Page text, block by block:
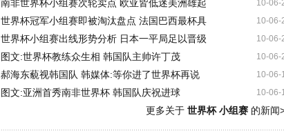
10-06-
南非世界杯小组赛次轮卖点 欧亚皆低迷美洲雄起
10-06-
世界杯冠军小组赛即被淘汰盘点 法国巴西最杯具
10-06-
世界杯小组赛出线形势分析 日本一平局足以晋级
10-06-
图文:世界杯教练众生相 韩国队主帅许丁茂
10-06-
郝海东藐视韩国队 韩媒体:等你进了世界杯再说
10-06-
图文:亚洲首秀南非世界杯 韩国队庆祝进球
更多关于 世界杯 小组赛的新闻